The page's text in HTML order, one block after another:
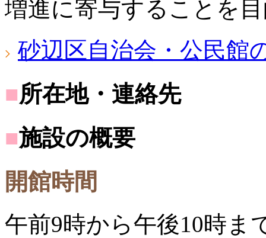
増進に寄与することを
砂辺区自治会・公民館
■所在地・連絡先
■施設の概要
開館時間
午前9時から午後10時ま